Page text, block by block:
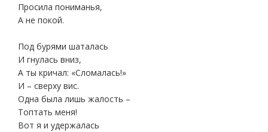
Просила пониманья,
А не покой.
Под бурями шаталась
И гнулась вниз,
А ты кричал: «Сломалась!»
И – сверху вис.
Одна была лишь жалость –
Топтать меня!
Вот я и удержалась